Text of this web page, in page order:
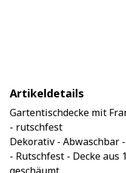
Artikeldetails
Gartentischdecke mit
- rutschfest
Dekorativ - Abwaschbar
- Rutschfest - Decke aus
geschäumt